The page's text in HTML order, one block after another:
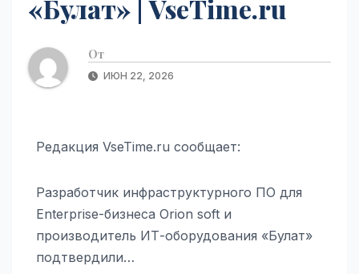
«Булат» | VseTime.ru
От
ИЮН 22, 2026
Редакция VseTime.ru сообщает:
Разработчик инфраструктурного ПО для
Enterprise-бизнеса Orion soft и
производитель ИТ-оборудования «Булат»
подтвердили…